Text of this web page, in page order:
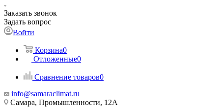
Заказать звонок
Задать вопрос
Войти
Корзина0
Отложенные0
Сравнение товаров0
info@samaraclimat.ru
Самара, Промышленности, 12А